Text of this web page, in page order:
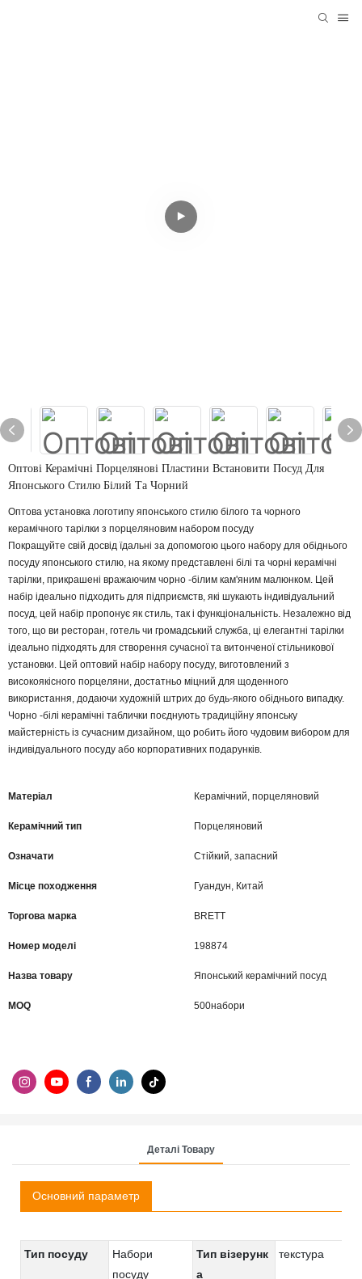
Оптові Керамічні Порцелянові Пластини Встановити Посуд Для
Японського Стилю Білий Та Чорний
Оптова установка логотипу японського стилю білого та чорного
керамічного тарілки з порцеляновим набором посуду
Покращуйте свій досвід їдальні за допомогою цього набору для обіднього
посуду японського стилю, на якому представлені білі та чорні керамічні
тарілки, прикрашені вражаючим чорно -білим кам'яним малюнком. Цей
набір ідеально підходить для підприємств, які шукають індивідуальний
посуд, цей набір пропонує як стиль, так і функціональність. Незалежно від
того, що ви ресторан, готель чи громадський служба, ці елегантні тарілки
ідеально підходять для створення сучасної та витонченої стільникової
установки. Цей оптовий набір набору посуду, виготовлений з
високоякісного порцеляни, достатньо міцний для щоденного
використання, додаючи художній штрих до будь-якого обіднього випадку.
Чорно -білі керамічні таблички поєднують традиційну японську
майстерність із сучасним дизайном, що робить його чудовим вибором для
індивідуального посуду або корпоративних подарунків.
Матеріал Керамічний, порцеляновий
Керамічний тип Порцеляновий
Означати Стійкий, запасний
Місце походження Гуандун, Китай
Торгова марка BRETT
Номер моделі 198874
Назва товару Японський керамічний посуд
MOQ 500набори
Деталі Товару
Основний параметр
Тип посуду
Набори
посуду
Тип візерунк
а
текстура